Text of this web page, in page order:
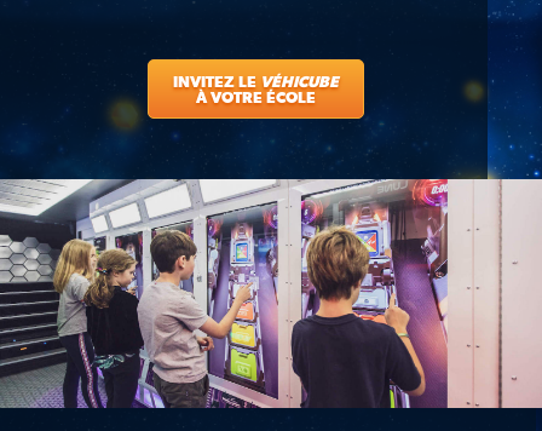
INVITEZ LE VÉHICUBE
À VOTRE ÉCOLE